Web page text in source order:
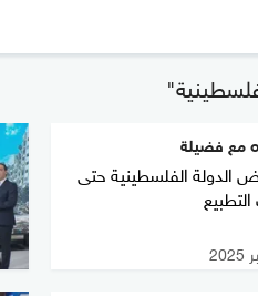
الدولة الفلسطينية حتى